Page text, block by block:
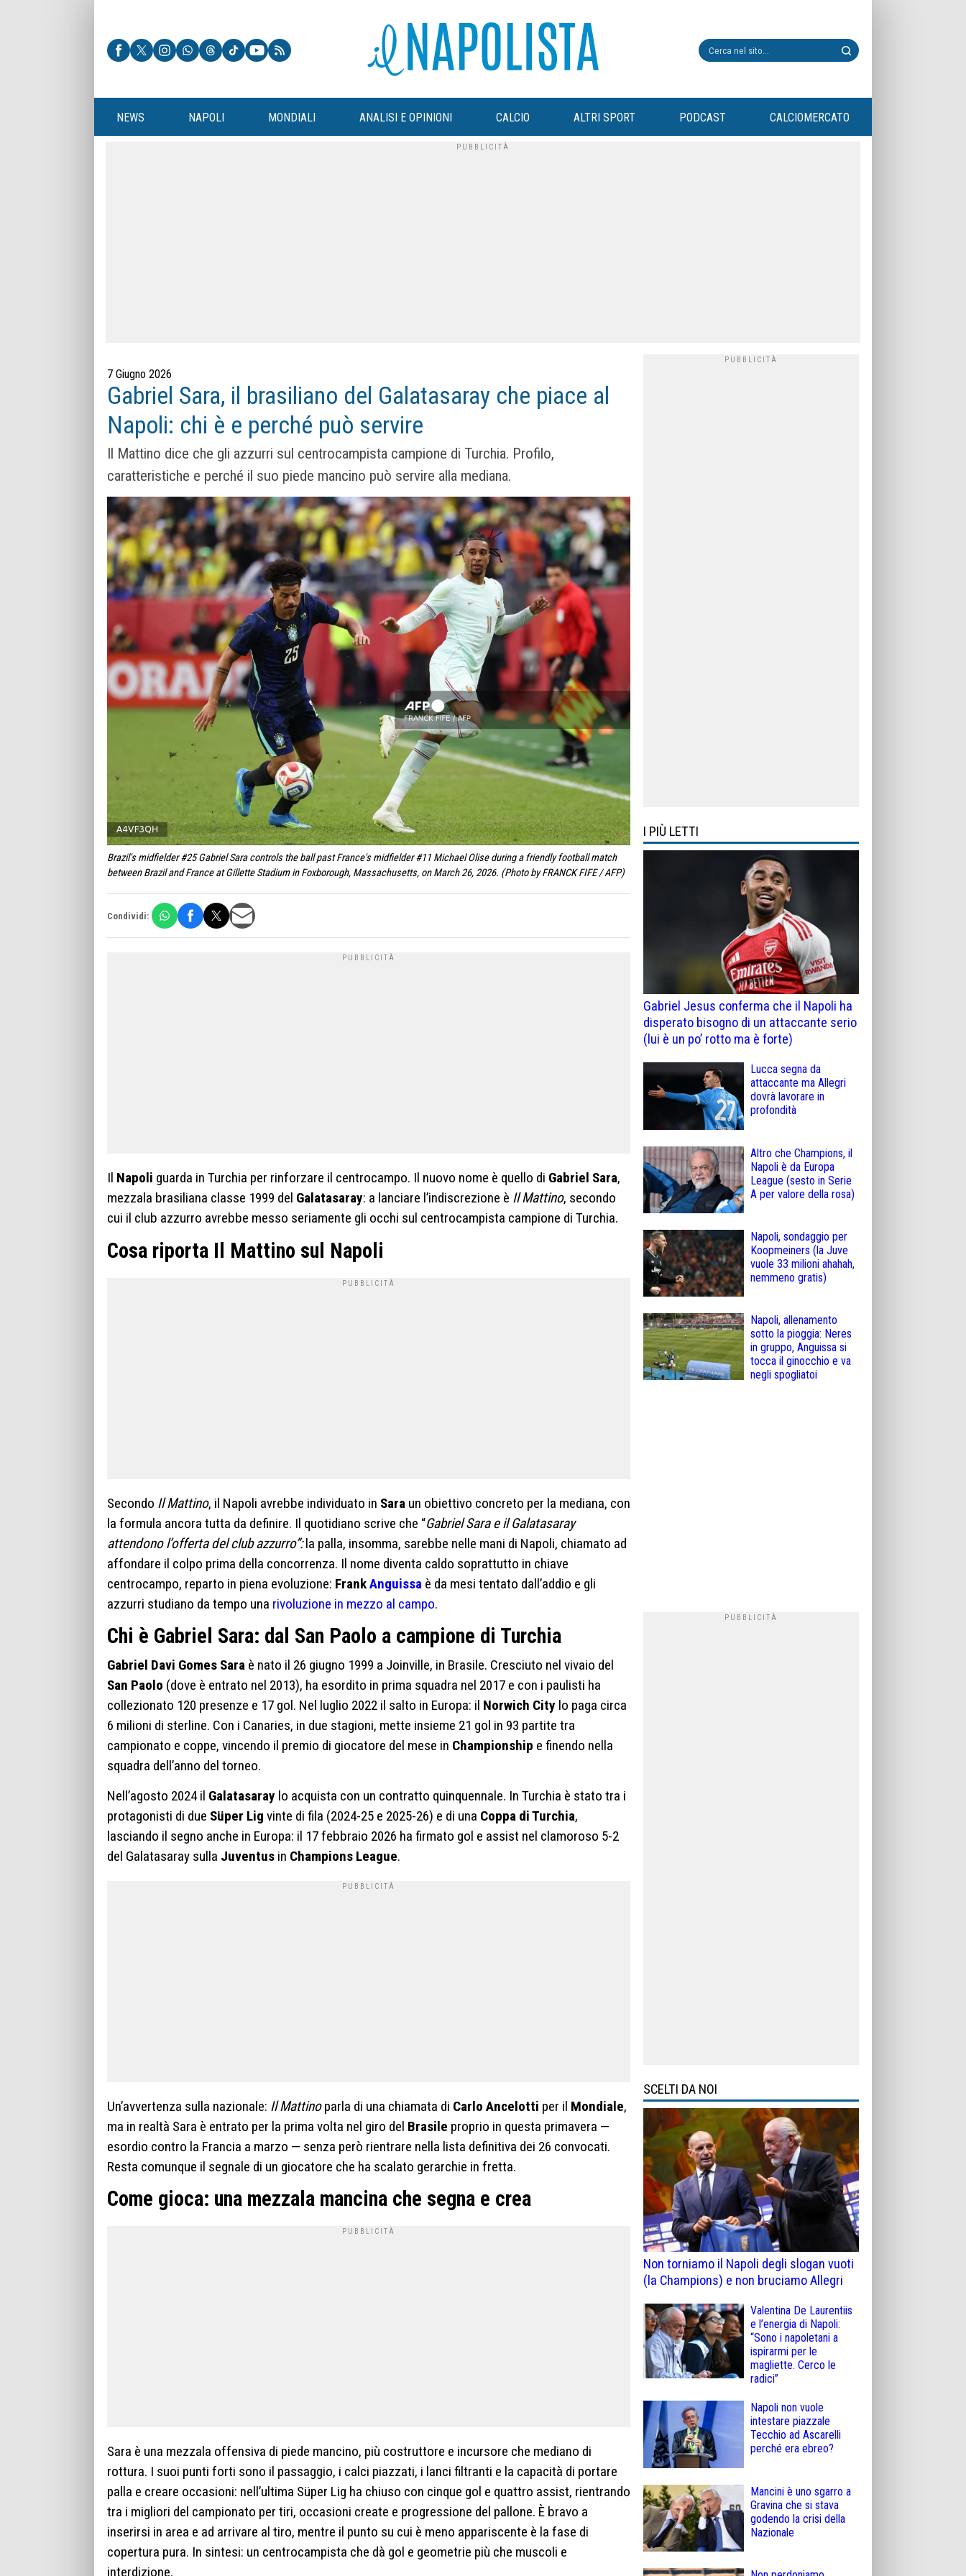
NEWS NAPOLI MONDIALI ANALISI E OPINIONI CALCIO ALTRI SPORT PODCAST CALCIOMERCATO
7 Giugno 2026
Gabriel Sara, il brasiliano del Galatasaray che piace al
Napoli: chi è e perché può servire
Il Mattino dice che gli azzurri sul centrocampista campione di Turchia. Profilo,
caratteristiche e perché il suo piede mancino può servire alla mediana.
Brazil's midfielder #25 Gabriel Sara controls the ball past France's midfielder #11 Michael Olise during a friendly football match
between Brazil and France at Gillette Stadium in Foxborough, Massachusetts, on March 26, 2026. (Photo by FRANCK FIFE / AFP)
Condividi:
Il Napoli guarda in Turchia per rinforzare il centrocampo. Il nuovo nome è quello di Gabriel Sara,
mezzala brasiliana classe 1999 del Galatasaray: a lanciare l’indiscrezione è Il Mattino, secondo
cui il club azzurro avrebbe messo seriamente gli occhi sul centrocampista campione di Turchia.
Cosa riporta Il Mattino sul Napoli
Secondo Il Mattino, il Napoli avrebbe individuato in Sara un obiettivo concreto per la mediana, con
la formula ancora tutta da definire. Il quotidiano scrive che “Gabriel Sara e il Galatasaray
attendono l’offerta del club azzurro”:la palla, insomma, sarebbe nelle mani di Napoli, chiamato ad
affondare il colpo prima della concorrenza. Il nome diventa caldo soprattutto in chiave
centrocampo, reparto in piena evoluzione: FrankAnguissa è da mesi tentato dall’addio e gli
azzurri studiano da tempo una rivoluzione in mezzo al campo.
Chi è Gabriel Sara: dal San Paolo a campione di Turchia
Gabriel Davi Gomes Sara è nato il 26 giugno 1999 a Joinville, in Brasile. Cresciuto nel vivaio del
San Paolo (dove è entrato nel 2013), ha esordito in prima squadra nel 2017 e con i paulisti ha
collezionato 120 presenze e 17 gol. Nel luglio 2022 il salto in Europa: il Norwich City lo paga circa
6 milioni di sterline. Con i Canaries, in due stagioni, mette insieme 21 gol in 93 partite tra
campionato e coppe, vincendo il premio di giocatore del mese in Championship e finendo nella
squadra dell’anno del torneo.
Nell’agosto 2024 il Galatasaray lo acquista con un contratto quinquennale. In Turchia è stato tra i
protagonisti di due Süper Lig vinte di fila (2024-25 e 2025-26) e di una Coppa di Turchia,
lasciando il segno anche in Europa: il 17 febbraio 2026 ha firmato gol e assist nel clamoroso 5-2
del Galatasaray sulla Juventus in Champions League.
Un’avvertenza sulla nazionale: Il Mattinoparla di una chiamata di Carlo Ancelotti per il Mondiale,
ma in realtà Sara è entrato per la prima volta nel giro del Brasile proprio in questa primavera —
esordio contro la Francia a marzo — senza però rientrare nella lista definitiva dei 26 convocati.
Resta comunque il segnale di un giocatore che ha scalato gerarchie in fretta.
Come gioca: una mezzala mancina che segna e crea
Sara è una mezzala offensiva di piede mancino, più costruttore e incursore che mediano di
rottura. I suoi punti forti sono il passaggio, i calci piazzati, i lanci filtranti e la capacità di portare
palla e creare occasioni: nell’ultima Süper Lig ha chiuso con cinque gol e quattro assist, rientrando
tra i migliori del campionato per tiri, occasioni create e progressione del pallone. È bravo a
inserirsi in area e ad arrivare al tiro, mentre il punto su cui è meno appariscente è la fase di
copertura pura. In sintesi: un centrocampista che dà gol e geometrie più che muscoli e
interdizione.
I PIÙ LETTI
Gabriel Jesus conferma che il Napoli ha
disperato bisogno di un attaccante serio
(lui è un po’ rotto ma è forte)
Lucca segna da
attaccante ma Allegri
dovrà lavorare in
profondità
Altro che Champions, il
Napoli è da Europa
League (sesto in Serie
A per valore della rosa)
Napoli, sondaggio per
Koopmeiners (la Juve
vuole 33 milioni ahahah,
nemmeno gratis)
Napoli, allenamento
sotto la pioggia: Neres
in gruppo, Anguissa si
tocca il ginocchio e va
negli spogliatoi
SCELTI DA NOI
Non torniamo il Napoli degli slogan vuoti
(la Champions) e non bruciamo Allegri
Valentina De Laurentiis
e l’energia di Napoli:
“Sono i napoletani a
ispirarmi per le
magliette. Cerco le
radici”
Napoli non vuole
intestare piazzale
Tecchio ad Ascarelli
perché era ebreo?
Mancini è uno sgarro a
Gravina che si stava
godendo la crisi della
Nazionale